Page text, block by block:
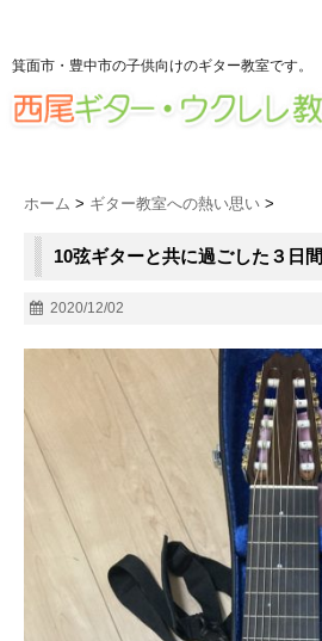
箕面市・豊中市の子供向けのギター教室です。
ホーム > ギター教室への熱い思い >
10弦ギターと共に過ごした３日間
2020/12/02